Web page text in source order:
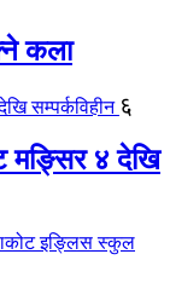
कला
६
मङ्सिर ४ देखि